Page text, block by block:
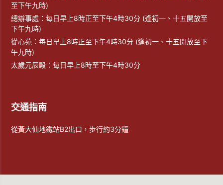
至下午九時)
總辦事處：每日早上8時正至下午4時30分 (逢初一、十五開放至
下午九時)
從心苑：每日早上8時正至下午4時30分 (逢初一、十五開放至下
午九時)
太歲元辰殿：每日早上8時至下午4時30分
交通指南
從黃大仙地鐵站B2出口，步行約3分鐘